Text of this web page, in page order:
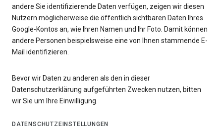
andere Sie identifizierende Daten verfügen, zeigen wir diesen
Nutzern möglicherweise die öffentlich sichtbaren Daten Ihres
Google-Kontos an, wie Ihren Namen und Ihr Foto. Damit können
andere Personen beispielsweise eine von Ihnen stammende E-
Mail identifizieren.
Bevor wir Daten zu anderen als den in dieser
Datenschutzerklärung aufgeführten Zwecken nutzen, bitten
wir Sie um Ihre Einwilligung.
DATENSCHUTZEINSTELLUNGEN